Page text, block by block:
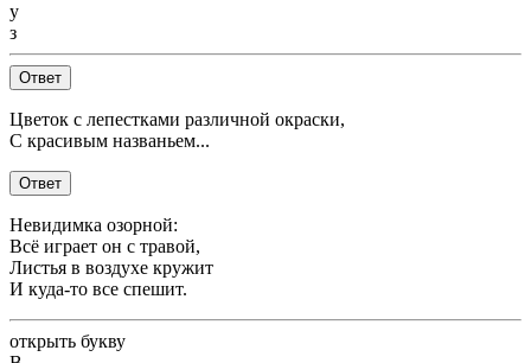
у
з
Ответ
Цветок с лепестками различной окраски,
С красивым названьем...
Ответ
Невидимка озорной:
Всё играет он с травой,
Листья в воздухе кружит
И куда-то все спешит.
открыть букву